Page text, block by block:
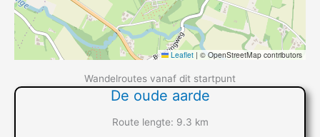
Leaflet | © OpenStreetMap contributors
Wandelroutes vanaf dit startpunt
De oude aarde
Route lengte: 9.3 km